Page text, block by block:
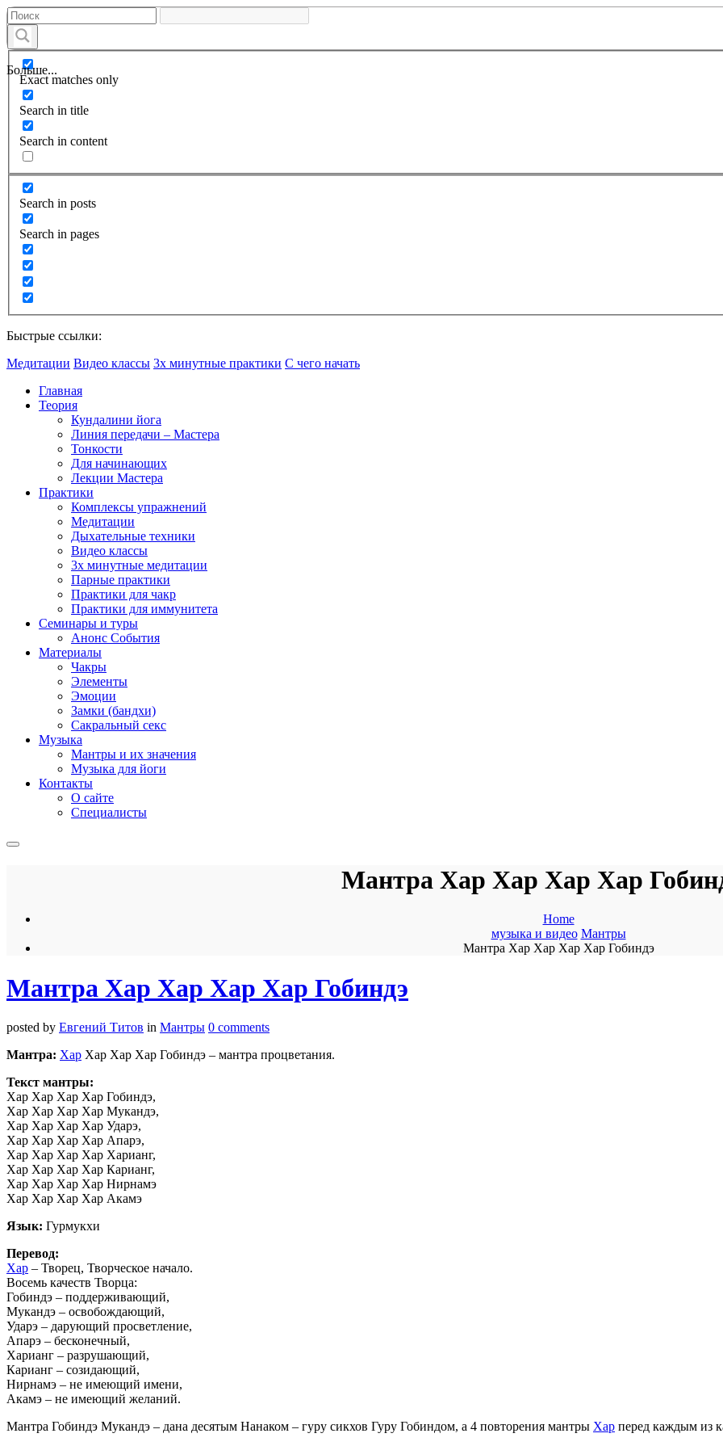
Больше...
Exact matches only
Search in title
Search in content
Search in posts
Search in pages
Быстрые ссылки:
Медитации Видео классы 3х минутные практики С чего начать
Главная
Теория
Кундалини йога
Линия передачи – Мастера
Тонкости
Для начинающих
Лекции Мастера
Практики
Комплексы упражнений
Медитации
Дыхательные техники
Видео классы
3х минутные медитации
Парные практики
Практики для чакр
Практики для иммунитета
Семинары и туры
Анонс События
Материалы
Чакры
Элементы
Эмоции
Замки (бандхи)
Сакральный секс
Музыка
Мантры и их значения
Музыка для йоги
Контакты
О сайте
Специалисты
Мантра Хар Хар Хар Хар
Home
музыка и видео Мантры
Мантра Хар Хар Хар Хар Гобиндэ
Мантра Хар Хар Хар Хар Гобиндэ
posted by Евгений Титов in Мантры 0 comments
Мантра: Хар Хар Хар Хар Гобиндэ – мантра процветания.
Текст мантры:
Хар Хар Хар Хар Гобиндэ,
Хар Хар Хар Хар Мукандэ,
Хар Хар Хар Хар Ударэ,
Хар Хар Хар Хар Апарэ,
Хар Хар Хар Хар Харианг,
Хар Хар Хар Хар Карианг,
Хар Хар Хар Хар Нирнамэ
Хар Хар Хар Хар Акамэ
Язык: Гурмукхи
Перевод:
Хар – Творец, Творческое начало.
Восемь качеств Творца:
Гобиндэ – поддерживающий,
Мукандэ – освобождающий,
Ударэ – дарующий просветление,
Апарэ – бесконечный,
Харианг – разрушающий,
Карианг – созидающий,
Нирнамэ – не имеющий имени,
Акамэ – не имеющий желаний.
Мантра Гобиндэ Мукандэ – дана десятым Нанаком – гуру сикхов Гуру Гобиндом, а 4 повторения мантры Хар перед каждым из